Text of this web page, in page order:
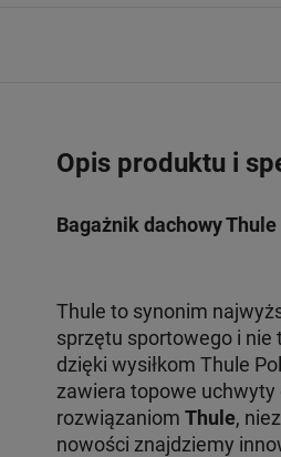
Opis produktu i
Bagażnik dachowy
Thule to synonim
sprzętu sportowego i nie
dzięki wysiłkom Thule
zawiera topowe uchwyty
rozwiązaniom Thule,
nowości znajdziemy